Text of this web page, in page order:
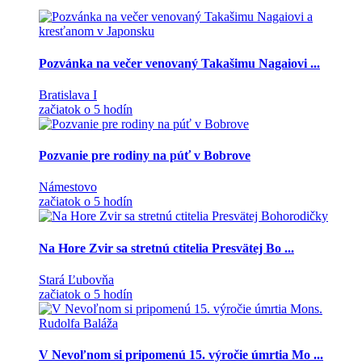
Pozvánka na večer venovaný Takašimu Nagaiovi ...
Bratislava I
začiatok o 5 hodín
Pozvanie pre rodiny na púť v Bobrove
Námestovo
začiatok o 5 hodín
Na Hore Zvir sa stretnú ctitelia Presvätej Bo ...
Stará Ľubovňa
začiatok o 5 hodín
V Nevoľnom si pripomenú 15. výročie úmrtia Mo ...